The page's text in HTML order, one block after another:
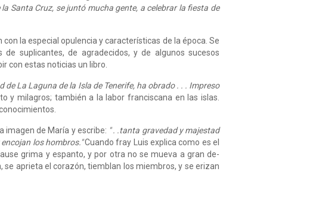
Santa Cruz, se juntó mucha gente, a celebrar la fiesta de
la especial opulencia y características de la época. Se
suplicantes, de agradecidos, y de algunos sucesos
con estas noticias un libro.
de La Laguna de la Isla de Tenerife, ha obrado . . . Impreso
y milagros; también a la labor franciscana en las islas.
imagen de María y escribe: " . .tanta gravedad y ma­jestad
los hombros."Cuando fray Luis explica como es el
grima y espanto, y por otra no se mueva a gran de­
aprieta el corazón, tiemblan los miembros, y se erizan